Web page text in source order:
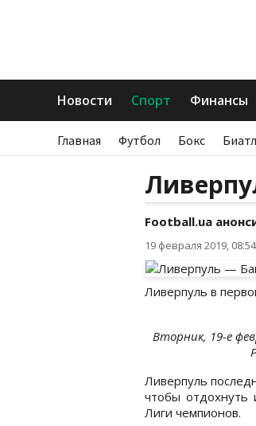
Новости Спорт Финансы
Главная Футбол Бокс
Football.ua
19 февраля 2019, 08:54
Ливерпуль в
Вторник, 19-е
Ливерпуль
чтобы отдохнуть
Лиги чемпионов.